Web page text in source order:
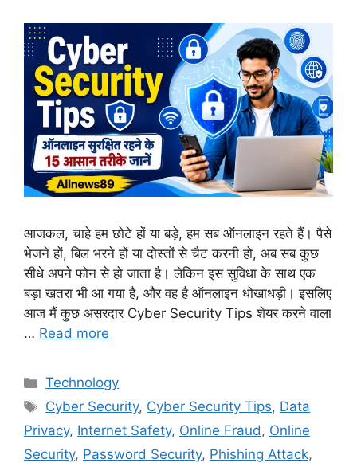
आजकल, चाहे हम छोटे हों या बड़े, हम सब ऑनलाइन रहते हैं। पैसे
भेजने हों, बिल भरने हों या दोस्तों से चैट करनी हो, अब सब कुछ
सीधे अपने फोन से हो जाता है। लेकिन इस सुविधा के साथ एक
बड़ा खतरा भी आ गया है, और वह है ऑनलाइन धोखाधड़ी। इसलिए
आज मैं कुछ असरदार Cyber Security Tips शेयर करने वाला
… Read more
Technology
Cyber Security, Cyber Security Tips, Data
Privacy, Internet Safety, Online Fraud, Online
Security, Password Security, Phishing Attack,